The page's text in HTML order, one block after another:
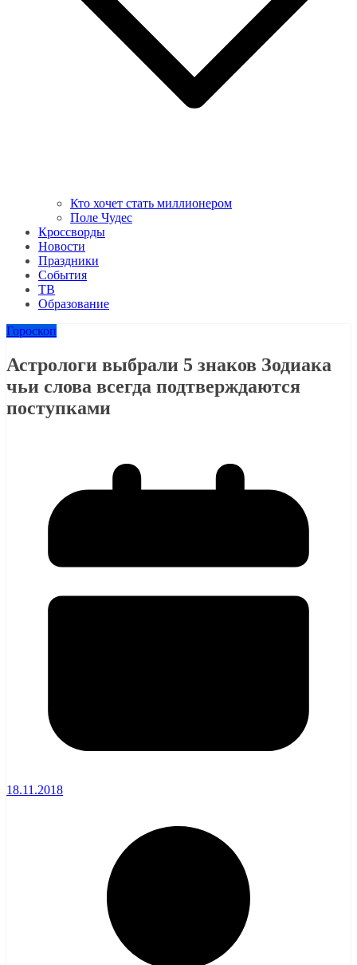
Кто хочет стать миллионером
Поле Чудес
Кроссворды
Новости
Праздники
События
ТВ
Образование
Гороскоп
Астрологи выбрали 5 знаков Зодиака
чьи слова всегда подтверждаются
поступками
18.11.2018